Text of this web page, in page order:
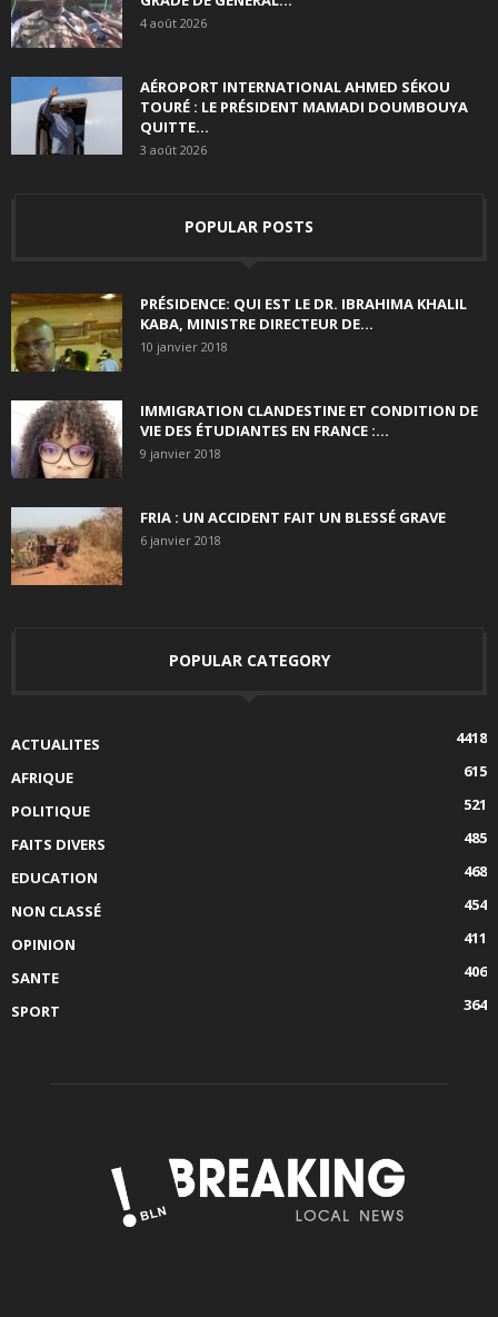
4 août 2026
AÉROPORT INTERNATIONAL AHMED SÉKOU
TOURÉ : LE PRÉSIDENT MAMADI DOUMBOUYA
QUITTE...
3 août 2026
POPULAR POSTS
PRÉSIDENCE: QUI EST LE DR. IBRAHIMA KHALIL
KABA, MINISTRE DIRECTEUR DE...
10 janvier 2018
IMMIGRATION CLANDESTINE ET CONDITION DE
VIE DES ÉTUDIANTES EN FRANCE :...
9 janvier 2018
FRIA : UN ACCIDENT FAIT UN BLESSÉ GRAVE
6 janvier 2018
POPULAR CATEGORY
ACTUALITES
4418
AFRIQUE
615
POLITIQUE
521
FAITS DIVERS
485
EDUCATION
468
NON CLASSÉ
454
OPINION
411
SANTE
406
SPORT
364